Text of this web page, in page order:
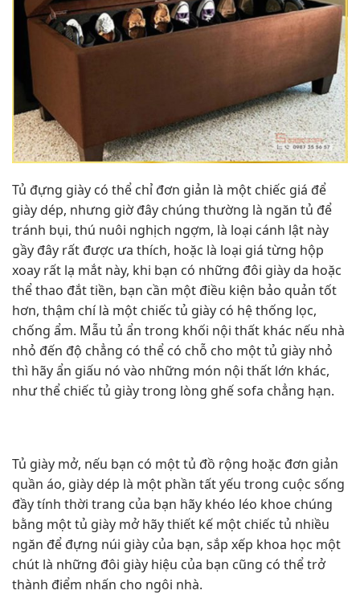
Tủ đựng giày có thể chỉ đơn giản là một chiếc giá để
giày dép, nhưng giờ đây chúng thường là ngăn tủ để
tránh bụi, thú nuôi nghịch ngợm, là loại cánh lật này
gầy đây rất được ưa thích, hoặc là loại giá từng hộp
xoay rất lạ mắt này, khi bạn có những đôi giày da hoặc
thể thao đắt tiền, bạn cần một điều kiện bảo quản tốt
hơn, thậm chí là một chiếc tủ giày có hệ thống lọc,
chống ẩm. Mẫu tủ ẩn trong khối nội thất khác nếu nhà
nhỏ đến độ chẳng có thể có chỗ cho một tủ giày nhỏ
thì hãy ẩn giấu nó vào những món nội thất lớn khác,
như thể chiếc tủ giày trong lòng ghế sofa chẳng hạn.
Tủ giày mở, nếu bạn có một tủ đồ rộng hoặc đơn giản
quần áo, giày dép là một phần tất yếu trong cuộc sống
đầy tính thời trang của bạn hãy khéo léo khoe chúng
bằng một tủ giày mở hãy thiết kế một chiếc tủ nhiều
ngăn để đựng núi giày của bạn, sắp xếp khoa học một
chút là những đôi giày hiệu của bạn cũng có thể trở
thành điểm nhấn cho ngôi nhà.